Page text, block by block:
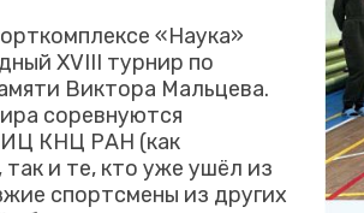
«Наука»
XVIII турнир по
Виктора Мальцева.
соревнуются
КНЦ РАН (как
и те, кто уже ушёл из
спортсмены из других